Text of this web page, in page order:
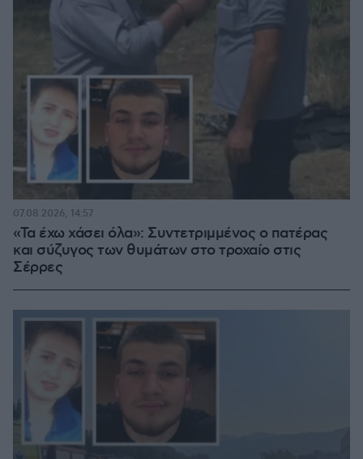
«Τα έχω χάσει όλα»: Συντετριμμένος ο πατέρας
και σύζυγος των θυμάτων στο τροχαίο στις
Σέρρες
07.08.2026, 14:57